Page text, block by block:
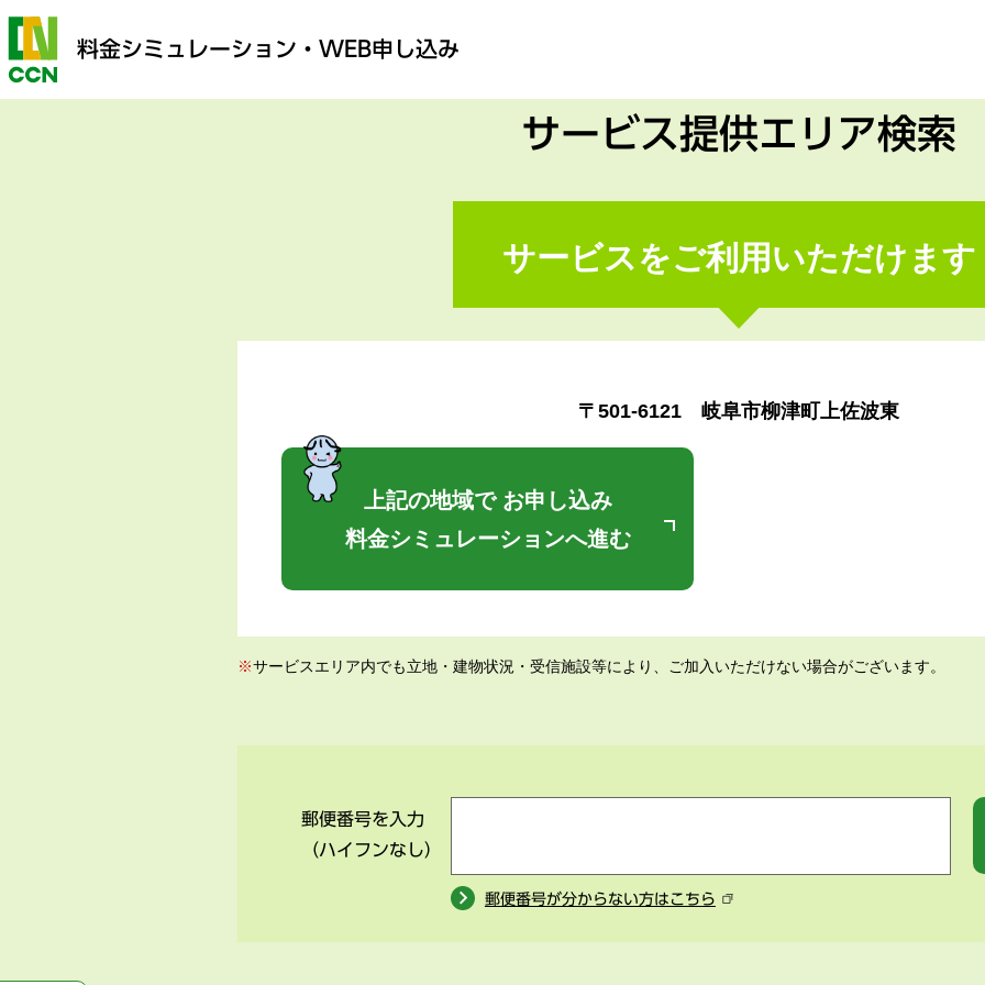
料金シミュレーション ・WEB申し込み
サービス提供エリア検索
サービスをご利用いただけます
〒501-6121 岐阜市柳津町上佐波東
上記の地域で お申し込み
料金シミュレーションへ進む
※サービスエリア内でも立地・建物状況・受信施設等により、ご加入いただけない場合がございます。
郵便番号を入力
（ハイフンなし）
郵便番号が分からない方はこちら